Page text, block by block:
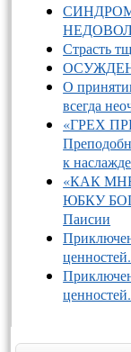
Страсть
О
всегда
«ГРЕХ
к
«КАК
ЮБКУ
Паисии
ценностей.
ценностей.